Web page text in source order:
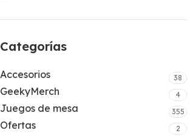
Categorías
Accesorios 38
GeekyMerch 4
Juegos de mesa 355
Ofertas 2